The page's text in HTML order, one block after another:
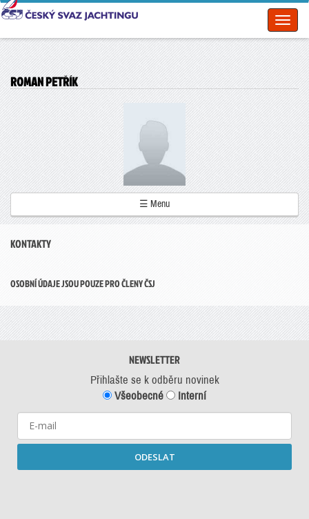
ROMAN PETŘÍK
☰ Menu
KONTAKTY
OSOBNÍ ÚDAJE JSOU POUZE PRO ČLENY ČSJ
NEWSLETTER
Přihlašte se k odběru novinek
Všeobecné
Interní
ODESLAT